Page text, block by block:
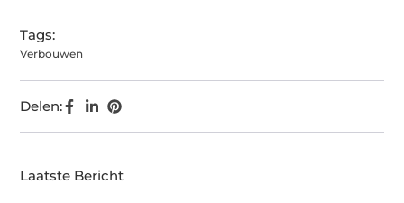
Tags:
Verbouwen
Delen:
Laatste Bericht